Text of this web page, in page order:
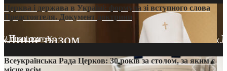
Церква і держава в Україні: формула зі вступного слова
Предстоятеля. Документ доктрини
3 тижні тому16
Всеукраїнська Рада Церков: 30 років за столом, за яким є